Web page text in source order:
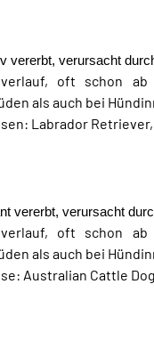
vererbt, verursacht
oft schon
als auch bei
Labrador
vererbt, verursacht
oft schon
als auch bei
Australian Cattle Dog.